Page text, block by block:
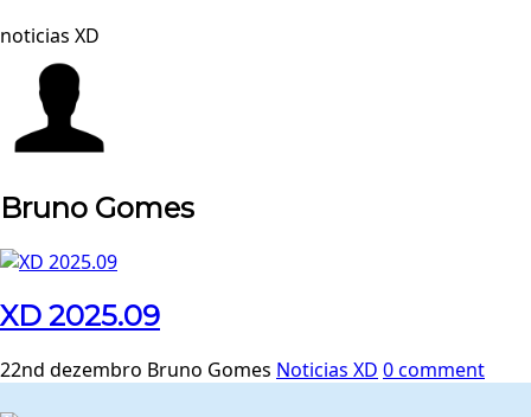
noticias XD
Bruno Gomes
XD 2025.09
22nd dezembro Bruno Gomes Noticias XD 0comment